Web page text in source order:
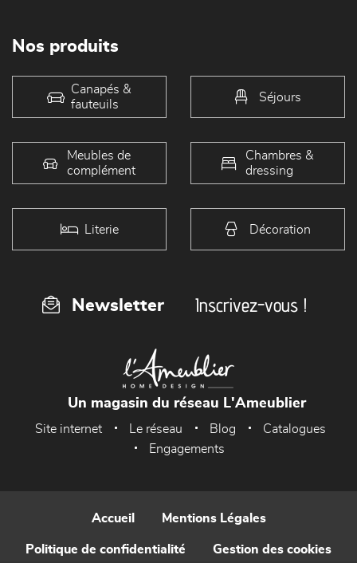
Nos produits
Canapés &
fauteuils
Séjours
Meubles de
complément
Chambres &
dressing
Literie Décoration
Newsletter Inscrivez-vous !
Un magasin du réseau L'Ameublier
Site internet Le réseau Blog
Catalogues
Engagements
Accueil Mentions Légales
Politique de confidentialité Gestion des cookies